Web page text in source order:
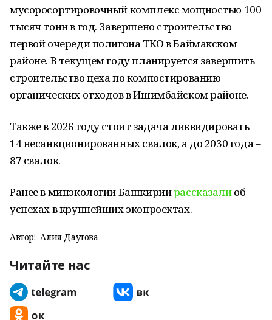
мусоросортировочный комплекс мощностью 100
тысяч тонн в год. Завершено строительство
первой очереди полигона ТКО в Баймакском
районе. В текущем году планируется завершить
строительство цеха по компостированию
органических отходов в Ишимбайском районе.
Также в 2026 году стоит задача ликвидировать
14 несанкционированных свалок, а до 2030 года –
87 свалок.
Ранее в минэкологии Башкириирассказалиоб
успехах в крупнейших экопроектах.
Автор: Алия Даутова
Читайте нас